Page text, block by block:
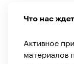
Что нас
Активное
материалов